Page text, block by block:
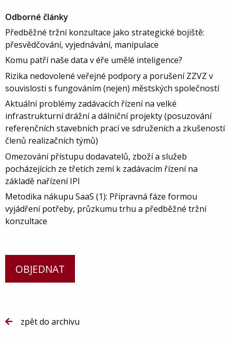
Odborné články
Předběžné tržní konzultace jako strategické bojiště:
přesvědčování, vyjednávání, manipulace
Komu patří naše data v éře umělé inteligence?
Rizika nedovolené veřejné podpory a porušení ZZVZ v
souvislosti s fungováním (nejen) městských společností
Aktuální problémy zadávacích řízení na velké
infrastrukturní drážní a dálniční projekty (posuzování
referenčních stavebních prací ve sdruženích a zkušeností
členů realizačních týmů)
Omezování přístupu dodavatelů, zboží a služeb
pocházejících ze třetích zemí k zadávacím řízení na
základě nařízení IPI
Metodika nákupu SaaS (1): Přípravná fáze formou
vyjádření potřeby, průzkumu trhu a předběžné tržní
konzultace
OBJEDNAT
zpět do archivu